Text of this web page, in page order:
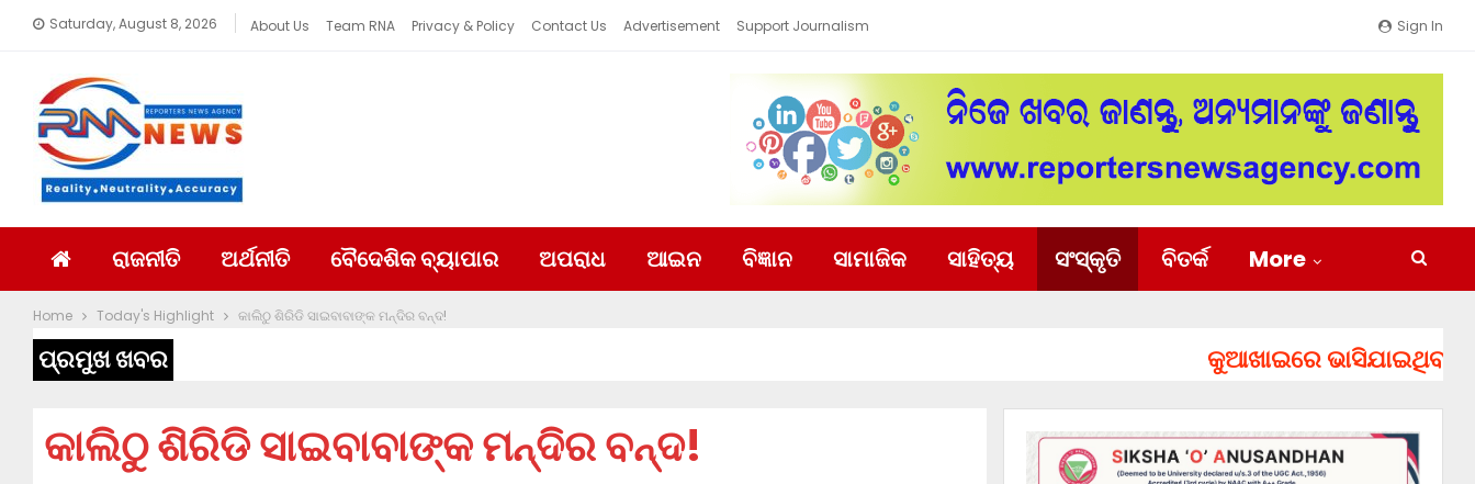
Sign In
Saturday, August 8, 2026 About Us Team RNA Privacy & Policy Contact Us Advertisement Support Journalism
ରାଜନୀତି ଅର୍ଥନୀତି ବୈଦେଶିକ ବ୍ୟାପାର ଅପରାଧ ଆଇନ ବିଜ୍ଞାନ ସାମାଜିକ ସାହିତ୍ୟ ସଂସ୍କୃତି ବିତର୍କ More
Home Today's Highlight କାଲିଠୁ ଶିରିଡି ସାଇବାବାଙ୍କ ମନ୍ଦିର ବନ୍ଦ!
ପ୍ରମୁଖ ଖବର କୁଆଖାଇରେ ଭାସିଯାଇଥିବା ୨
କାଲିଠୁ ଶିରିଡି ସାଇବାବାଙ୍କ ମନ୍ଦିର ବନ୍ଦ!